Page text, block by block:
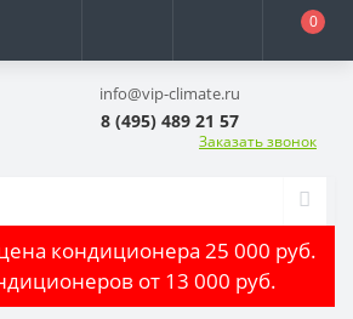
0
info@vip-climate.ru
8 (495) 489 21 57
Заказать звонок
кондиционера 25 000 руб.
от 13 000 руб.